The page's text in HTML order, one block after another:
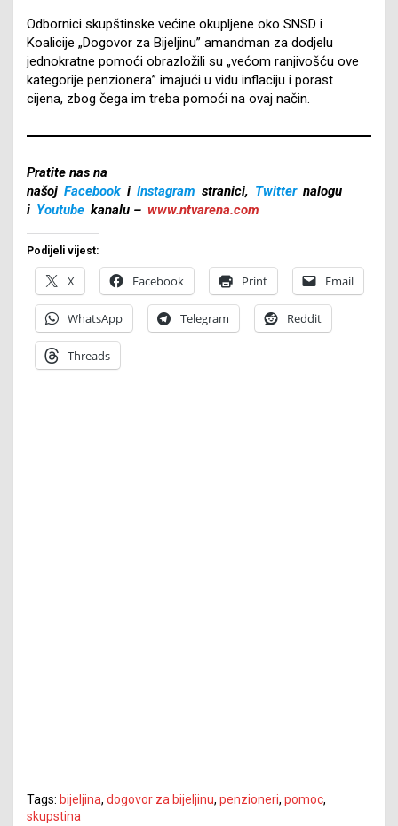
Odbornici skupštinske većine okupljene oko SNSD i
Koalicije „Dogovor za Bijeljinu” amandman za dodjelu
jednokratne pomoći obrazložili su „većom ranjivošću ove
kategorije penzionera” imajući u vidu inflaciju i porast
cijena, zbog čega im treba pomoći na ovaj način.
Pratite nas na
našoj Facebook i Instagram stranici, Twitter nalogu
i Youtube kanalu – www.ntvarena.com
Podijeli vijest:
X Facebook Print Email
WhatsApp Telegram Reddit
Threads
Tags: bijeljina, dogovor za bijeljinu, penzioneri, pomoc,
skupstina